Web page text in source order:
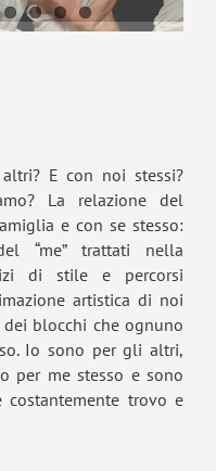
E con noi stessi?
La relazione del
e con se stesso:
“me” trattati nella
di stile e percorsi
artistica di noi
blocchi che ognuno
Io sono per gli altri,
per me stesso e sono
trovo e